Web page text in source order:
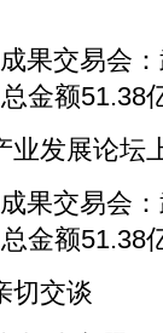
发展论坛
切交谈